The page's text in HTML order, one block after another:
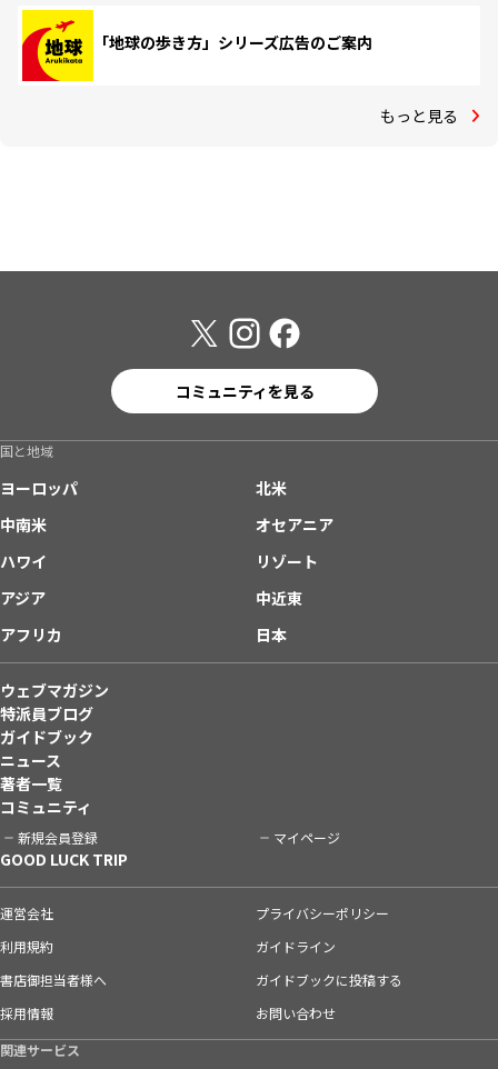
「地球の歩き方」シリーズ広告のご案内
もっと見る
コミュニティを見る
国と地域
ヨーロッパ
北米
中南米
オセアニア
ハワイ
リゾート
アジア
中近東
アフリカ
日本
ウェブマガジン
特派員ブログ
ガイドブック
ニュース
著者一覧
コミュニティ
新規会員登録 マイページ
GOOD LUCK TRIP
運営会社
プライバシーポリシー
利用規約
ガイドライン
書店御担当者様へ
ガイドブックに投稿する
採用情報
お問い合わせ
関連サービス